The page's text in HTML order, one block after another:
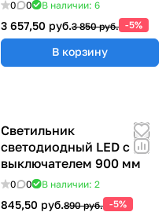
0 0 В наличии: 6
3 657,50 руб.3 850 руб. -5%
В корзину
Светильник
светодиодный LED с
выключателем 900 мм
0 0 В наличии: 2
845,50 руб.890 руб. -5%